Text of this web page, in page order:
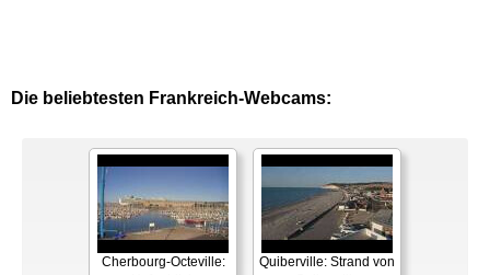
Die beliebtesten Frankreich-Webcams:
Cherbourg-Octeville:
Quiberville: Strand von